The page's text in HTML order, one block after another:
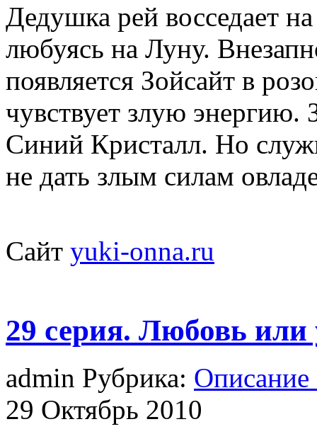
Дедушка рей восседает
любуясь на Луну.
появляется Зойсайт в
чувствует злую энергию.
Синий Кристалл. Но
не дать злым силам
Сайт yuki-onna.ru
29 серия. Любовь или
admin Рубрика:
29 Октябрь 2010